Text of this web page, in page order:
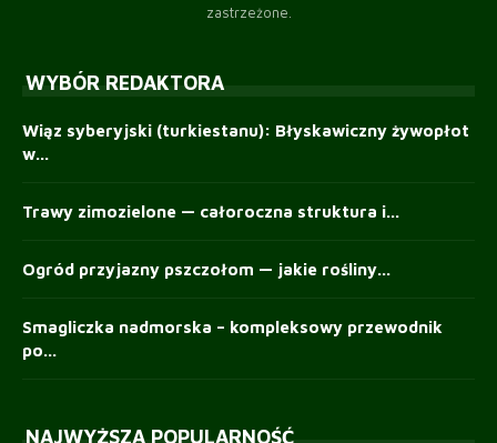
zastrzeżone.
WYBÓR REDAKTORA
Wiąz syberyjski (turkiestanu): Błyskawiczny żywopłot
w...
Trawy zimozielone — całoroczna struktura i...
Ogród przyjazny pszczołom — jakie rośliny...
Smagliczka nadmorska – kompleksowy przewodnik
po...
NAJWYŻSZA POPULARNOŚĆ